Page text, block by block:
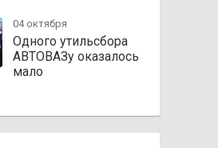
04 октября
Одного утильсбора
АВТОВАЗу оказалось
мало